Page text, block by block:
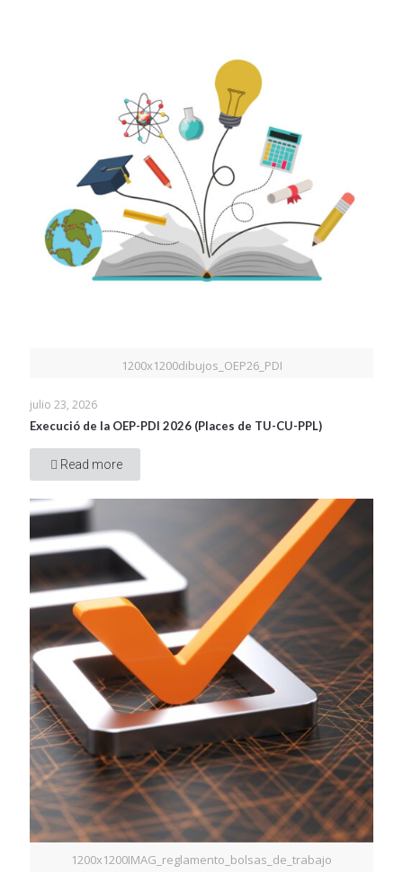
1200x1200dibujos_OEP26_PDI
julio 23, 2026
Execució de la OEP-PDI 2026 (Places de TU-CU-PPL)
Read more
1200x1200IMAG_reglamento_bolsas_de_trabajo